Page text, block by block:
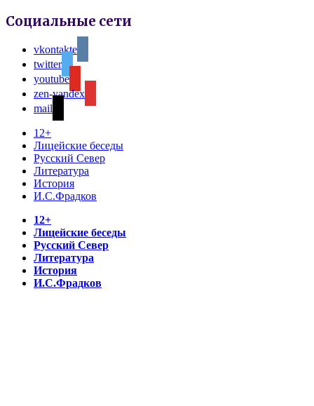
Социальные сети
vkontakte
twitter
youtube
zen-yandex
mail
12+
Лицейские беседы
Русский Север
Литература
История
И.С.Фрадков
12+
Лицейские беседы
Русский Север
Литература
История
И.С.Фрадков